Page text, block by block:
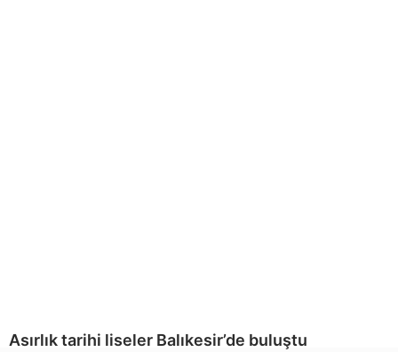
Asırlık tarihi liseler Balıkesir’de buluştu